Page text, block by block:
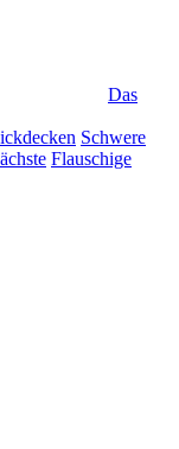
Das
Schwere
Flauschige